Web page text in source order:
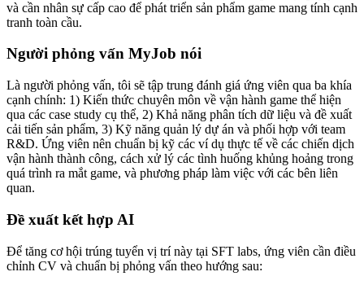
và cần nhân sự cấp cao để phát triển sản phẩm game mang tính cạnh
tranh toàn cầu.
Người phỏng vấn MyJob nói
Là người phỏng vấn, tôi sẽ tập trung đánh giá ứng viên qua ba khía
cạnh chính: 1) Kiến thức chuyên môn về vận hành game thể hiện
qua các case study cụ thể, 2) Khả năng phân tích dữ liệu và đề xuất
cải tiến sản phẩm, 3) Kỹ năng quản lý dự án và phối hợp với team
R&D. Ứng viên nên chuẩn bị kỹ các ví dụ thực tế về các chiến dịch
vận hành thành công, cách xử lý các tình huống khủng hoảng trong
quá trình ra mắt game, và phương pháp làm việc với các bên liên
quan.
Đề xuất kết hợp AI
Để tăng cơ hội trúng tuyển vị trí này tại SFT labs, ứng viên cần điều
chỉnh CV và chuẩn bị phỏng vấn theo hướng sau: